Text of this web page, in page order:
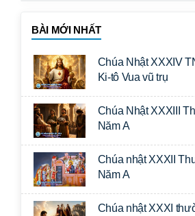
BÀI MỚI NHẤT
Chúa Nhật XXXIV
Ki-tô Vua vũ trụ
Chúa Nhật XXXIII
Năm A
Chúa nhật XXXII
Năm A
Chúa nhật XXXI